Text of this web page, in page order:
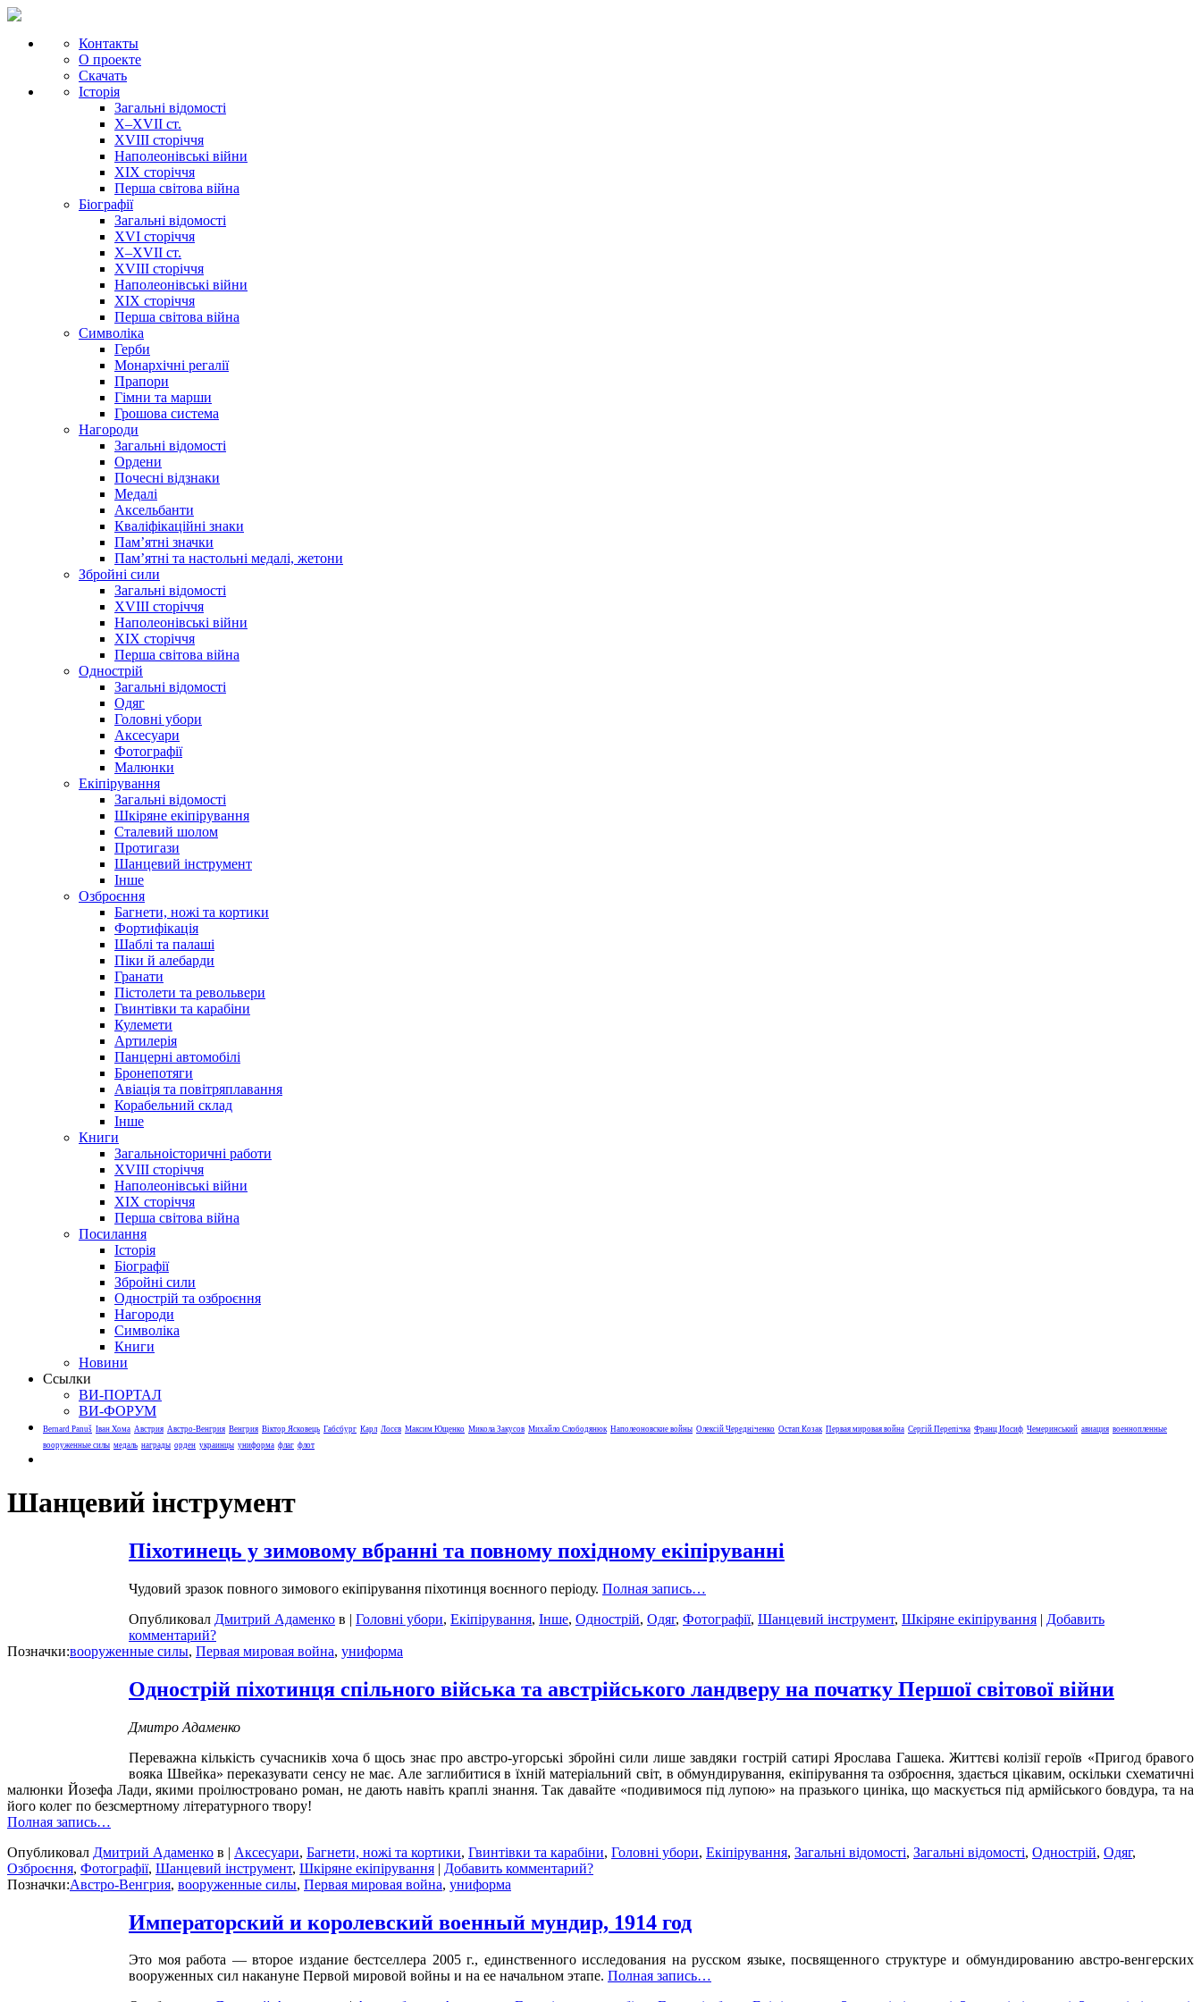
Контакты
О проекте
Скачать
Історія
Загальні відомості
X–XVII ст.
XVIII сторіччя
Наполеонівські війни
XIX сторіччя
Перша світова війна
Біографії
Загальні відомості
XVI сторіччя
X–XVII ст.
XVIII сторіччя
Наполеонівські війни
XIX сторіччя
Перша світова війна
Cимволіка
Герби
Монархічні регалії
Прапори
Гімни та марши
Грошова система
Нагороди
Загальні відомості
Ордени
Почесні відзнаки
Медалі
Аксельбанти
Кваліфікаційні знаки
Памʼятні значки
Памʼятні та настольні медалі, жетони
Збройні сили
Загальні відомості
XVIII сторіччя
Наполеонівські війни
XIX сторіччя
Перша світова війна
Однострій
Загальні відомості
Одяг
Головні убори
Аксесуари
Фотографії
Малюнки
Екіпірування
Загальні відомості
Шкіряне екіпірування
Сталевий шолом
Протигази
Шанцевий інструмент
Інше
Озброєння
Багнети, ножі та кортики
Фортифікація
Шаблі та палаші
Піки й алебарди
Гранати
Пістолети та револьвери
Гвинтівки та карабіни
Кулемети
Артилерія
Панцерні автомобілі
Бронепотяги
Авіація та повітряплавання
Корабельний склад
Інше
Книги
Загальноісторичні работи
XVIII сторіччя
Наполеонівські війни
XIX сторіччя
Перша світова війна
Посилання
Історія
Біографії
Збройні сили
Однострій та озброєння
Нагороди
Символіка
Книги
Новини
Ссылки
ВИ-ПОРТАЛ
ВИ-ФОРУМ
Bernard Panuš Іван Хома Австрия Австро-Венгрия Венгрия Віктор Ясковець Габсбург Карл Лосєв Максим Ющенко Микола Закусов Михайло Слободянюк Наполеоновские войны Олексій Чередніченко Остап Козак Первая мировая война Сергій Перепічка Франц Иосиф Чемеринський авиация военнопленные
вооруженные силы медаль награды орден украинцы униформа флаг флот
Шанцевий інструмент
Піхотинець у зимовому вбранні та повному похідному екіпіруванні
Чудовий зразок повного зимового екіпірування піхотинця воєнного періоду. Полная запись…
Опубликовал Дмитрий Адаменко в | Головні убори, Екіпірування, Інше, Однострій, Одяг, Фотографії, Шанцевий інструмент, Шкіряне екіпірування | Добавить
комментарий?
Позначки:вооруженные силы, Первая мировая война, униформа
Однострій піхотинця спільного війська та австрійського ландверу на початку Першої світової війни
Дмитро Адаменко
Переважна кількість сучасників хоча б щось знає про австро-угорські збройні сили лише завдяки гострій сатирі Ярослава Гашека. Життєві колізії героїв «Пригод бравого
вояка Швейка» переказувати сенсу не має. Але заглибитися в їхній матеріальний світ, в обмундирування, екіпірування та озброєння, здається цікавим, оскільки схематичні
малюнки Йозефа Лади, якими проілюстровано роман, не дають навіть краплі знання. Так давайте «подивимося під лупою» на празького циніка, що маскується під армійського бовдура, та на
його колег по безсмертному літературного твору!
Полная запись…
Опубликовал Дмитрий Адаменко в | Аксесуари, Багнети, ножі та кортики, Гвинтівки та карабіни, Головні убори, Екіпірування, Загальні відомості, Загальні відомості, Однострій, Одяг,
Озброєння, Фотографії, Шанцевий інструмент, Шкіряне екіпірування | Добавить комментарий?
Позначки:Австро-Венгрия, вооруженные силы, Первая мировая война, униформа
Императорский и королевский военный мундир, 1914 год
Это моя работа — второе издание бестселлера 2005 г., единственного исследования на русском языке, посвященного структуре и обмундированию австро-венгерских
вооруженных сил накануне Первой мировой войны и на ее начальном этапе. Полная запись…